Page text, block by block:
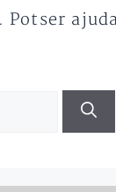
Potser